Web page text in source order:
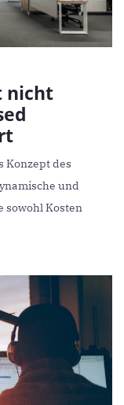
nicht
Konzept des
und
sowohl Kosten